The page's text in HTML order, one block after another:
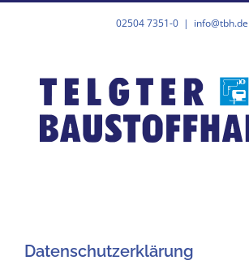
02504 7351-0 | info@tbh.de
Datenschutzerklärung